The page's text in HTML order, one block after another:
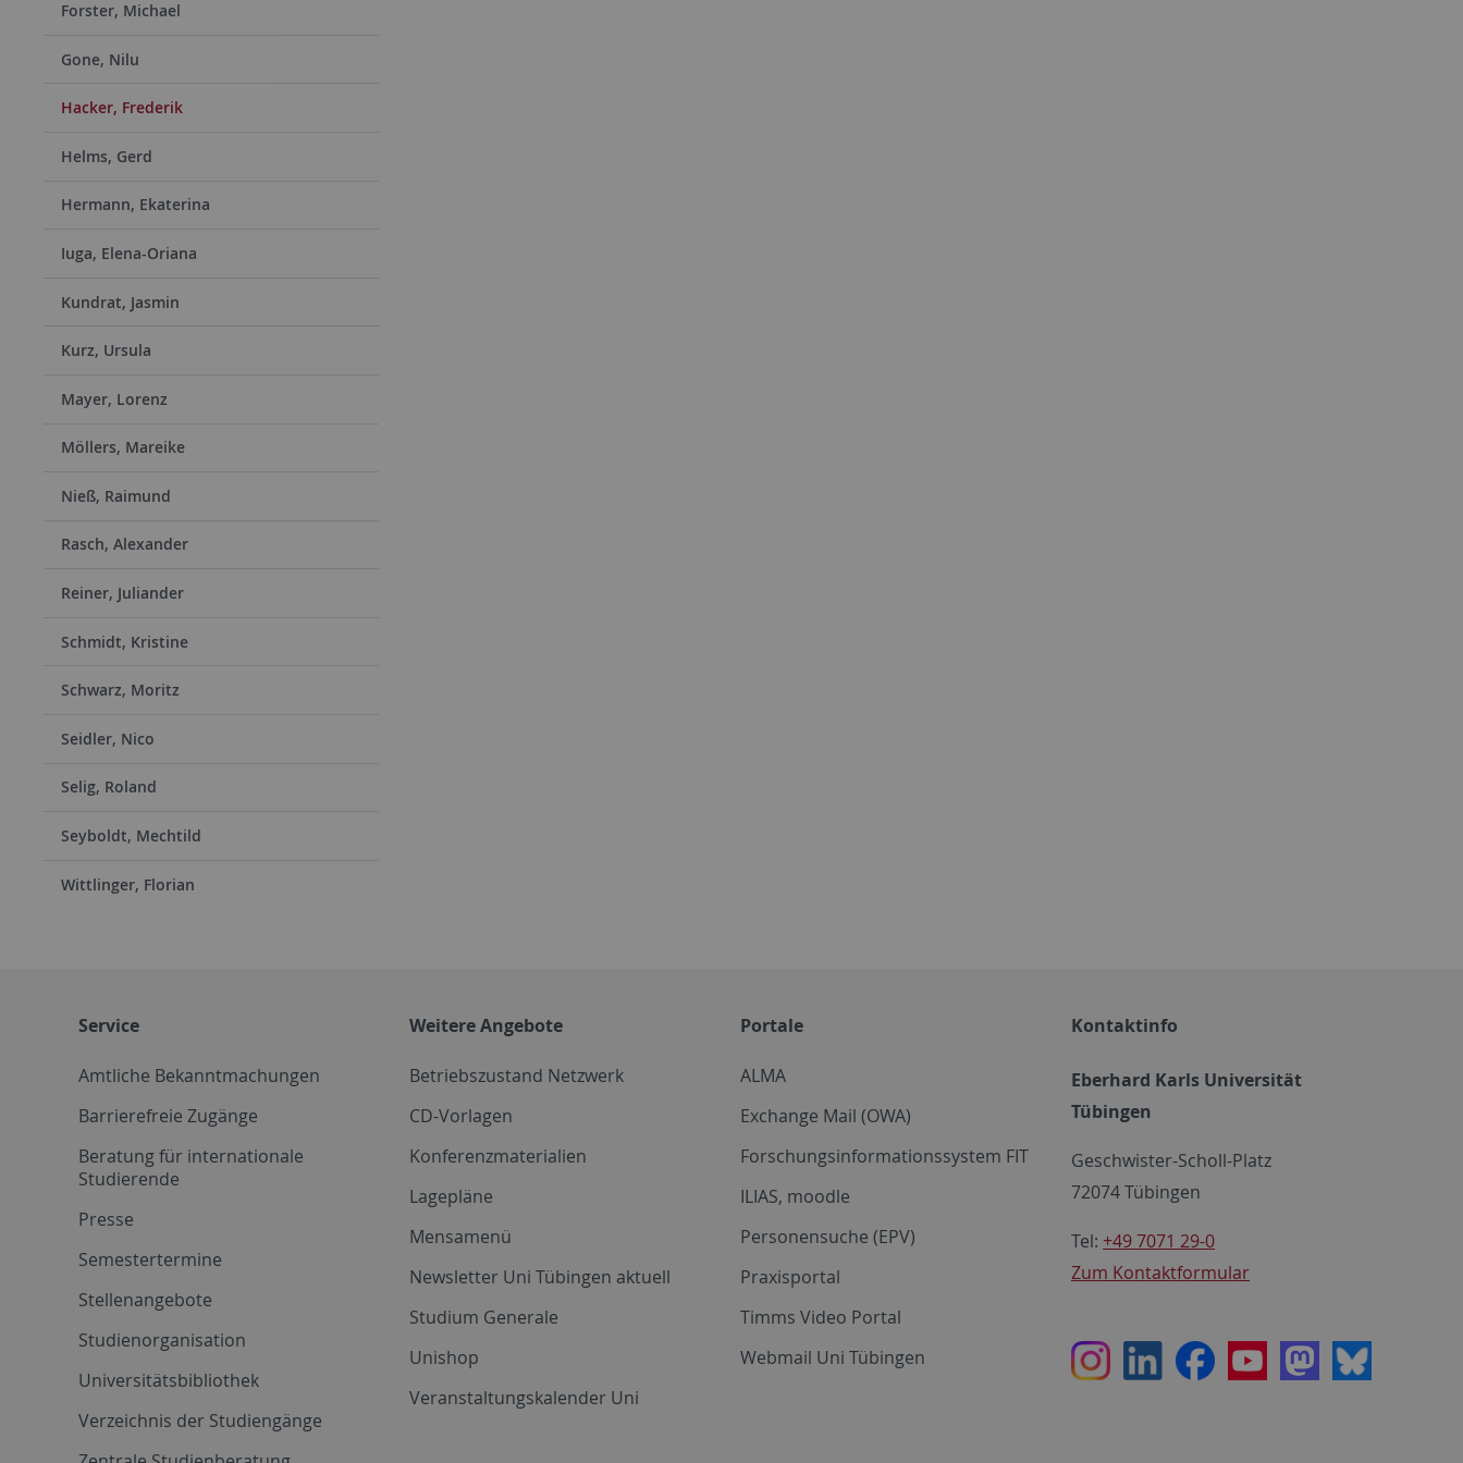
Forster, Michael
Gone, Nilu
Hacker, Frederik
Helms, Gerd
Hermann, Ekaterina
Iuga, Elena-Oriana
Kundrat, Jasmin
Kurz, Ursula
Mayer, Lorenz
Möllers, Mareike
Nieß, Raimund
Rasch, Alexander
Reiner, Juliander
Schmidt, Kristine
Schwarz, Moritz
Seidler, Nico
Selig, Roland
Seyboldt, Mechtild
Wittlinger, Florian
Service
Amtliche Bekanntmachungen
Barrierefreie Zugänge
Beratung für internationale
Studierende
Presse
Semestertermine
Stellenangebote
Studienorganisation
Universitätsbibliothek
Verzeichnis der Studiengänge
Weitere Angebote
Betriebszustand Netzwerk
CD-Vorlagen
Konferenzmaterialien
Lagepläne
Mensamenü
Newsletter Uni Tübingen aktuell
Studium Generale
Unishop
Veranstaltungskalender Uni
Portale
ALMA
Exchange Mail (OWA)
Forschungsinformationssystem FIT
ILIAS, moodle
Personensuche (EPV)
Praxisportal
Timms Video Portal
Webmail Uni Tübingen
Kontaktinfo
Eberhard Karls Universität
Tübingen
Geschwister-Scholl-Platz
72074 Tübingen
Tel: +49 7071 29-0
Zum Kontaktformular
InstagramLinkedInFacebookYoutubeMastodon
Bluesky